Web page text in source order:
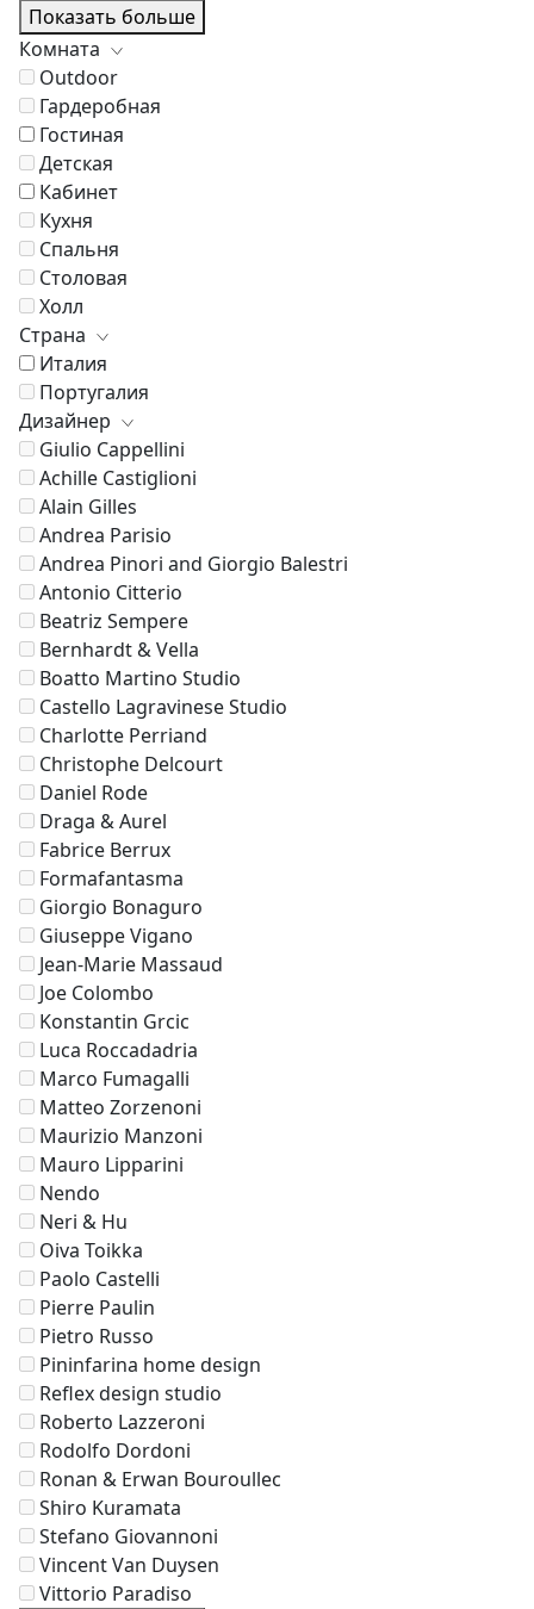
Показать больше
Комната
Outdoor
Гардеробная
Гостиная
Детская
Кабинет
Кухня
Спальня
Столовая
Холл
Страна
Италия
Португалия
Дизайнер
Giulio Cappellini
Achille Castiglioni
Alain Gilles
Andrea Parisio
Andrea Pinori and Giorgio Balestri
Antonio Citterio
Beatriz Sempere
Bernhardt & Vella
Boatto Martino Studio
Castello Lagravinese Studio
Charlotte Perriand
Christophe Delcourt
Daniel Rode
Draga & Aurel
Fabrice Berrux
Formafantasma
Giorgio Bonaguro
Giuseppe Vigano
Jean-Marie Massaud
Joe Colombo
Konstantin Grcic
Luca Roccadadria
Marco Fumagalli
Matteo Zorzenoni
Maurizio Manzoni
Mauro Lipparini
Nendo
Neri & Hu
Oiva Toikka
Paolo Castelli
Pierre Paulin
Pietro Russo
Pininfarina home design
Reflex design studio
Roberto Lazzeroni
Rodolfo Dordoni
Ronan & Erwan Bouroullec
Shiro Kuramata
Stefano Giovannoni
Vincent Van Duysen
Vittorio Paradiso